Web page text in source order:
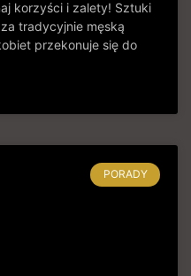
korzyści i zalety! Sztuki
tradycyjnie męską
przekonuje się do
PORADY